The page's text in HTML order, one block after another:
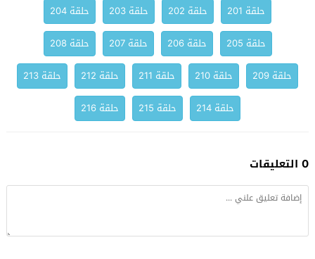
حلقة 201 حلقة 202 حلقة 203
حلقة 204
حلقة 205
حلقة 206 حلقة 207
حلقة 208
حلقة 209
حلقة 210 حلقة 211 حلقة 212
حلقة 213
حلقة 214
حلقة 215 حلقة 216
0 التعليقات